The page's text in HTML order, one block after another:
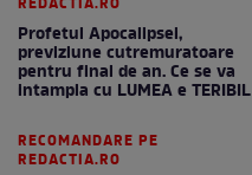
Profetul Apocalipsei,
previziune cutremuratoare
pentru final de an. Ce se va
intampla cu LUMEA e TERIBIL
RECOMANDARE PE
REDACTIA.RO